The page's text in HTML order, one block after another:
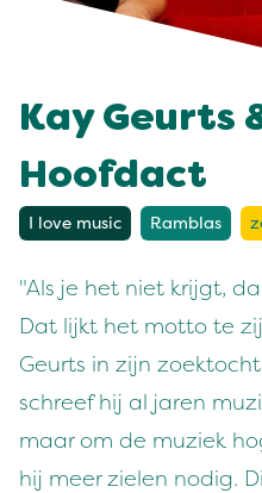
Kay Geurts
Hoofdact
I love music Ramblas
"Als je het niet krijgt,
Dat lijkt het motto te
Geurts in zijn
schreef hij al jaren
maar om de muziek
hij meer zielen nodig.